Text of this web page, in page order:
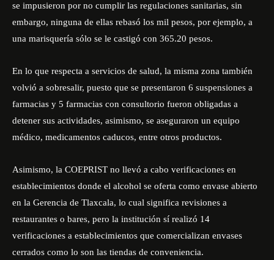
se impusieron por no cumplir las regulaciones sanitarias, sin
embargo, ninguna de ellas rebasó los mil pesos, por ejemplo, a
una marisquería sólo se le castigó con 365.20 pesos.
En lo que respecta a servicios de salud, la misma zona también
volvió a sobresalir, puesto que se presentaron 6 suspensiones a
farmacias y 5 farmacias con consultorio fueron obligadas a
detener sus actividades, asimismo, se aseguraron un equipo
médico, medicamentos caducos, entre otros productos.
Asimismo, la COEPRIST no llevó a cabo verificaciones en
establecimientos donde el alcohol se oferta como envase abierto
en la Gerencia de Tlaxcala, lo cual significa revisiones a
restaurantes o bares, pero la institución sí realizó 14
verificaciones a establecimientos que comercializan envases
cerrados como lo son las tiendas de conveniencia.